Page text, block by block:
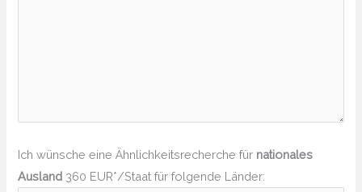
Ich wünsche eine Ähnlichkeitsrecherche für nationales
Ausland 360 EUR*/Staat für folgende Länder: